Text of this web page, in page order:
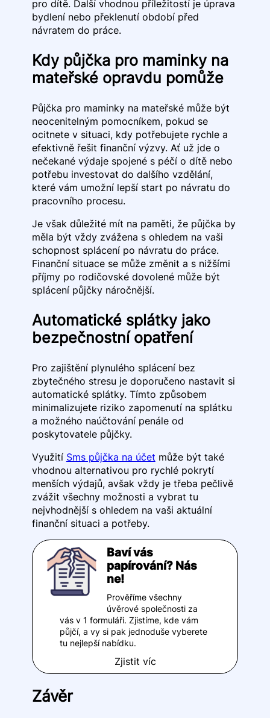
pro dítě. Další vhodnou příležitostí je úprava
bydlení nebo překlenutí období před
návratem do práce.
Kdy půjčka pro maminky na
mateřské opravdu pomůže
Půjčka pro maminky na mateřské může být
neocenitelným pomocníkem, pokud se
ocitnete v situaci, kdy potřebujete rychle a
efektivně řešit finanční výzvy. Ať už jde o
nečekané výdaje spojené s péčí o dítě nebo
potřebu investovat do dalšího vzdělání,
které vám umožní lepší start po návratu do
pracovního procesu.
Je však důležité mít na paměti, že půjčka by
měla být vždy zvážena s ohledem na vaši
schopnost splácení po návratu do práce.
Finanční situace se může změnit a s nižšími
příjmy po rodičovské dovolené může být
splácení půjčky náročnější.
Automatické splátky jako
bezpečnostní opatření
Pro zajištění plynulého splácení bez
zbytečného stresu je doporučeno nastavit si
automatické splátky. Tímto způsobem
minimalizujete riziko zapomenutí na splátku
a možného naúčtování penále od
poskytovatele půjčky.
Využití Sms půjčka na účet může být také
vhodnou alternativou pro rychlé pokrytí
menších výdajů, avšak vždy je třeba pečlivě
zvážit všechny možnosti a vybrat tu
nejvhodnější s ohledem na vaši aktuální
finanční situaci a potřeby.
Baví vás
papírování? Nás
ne!
Prověříme všechny
úvěrové společnosti za
vás v 1 formuláři. Zjistíme, kde vám
půjčí, a vy si pak jednoduše vyberete
tu nejlepší nabídku.
Zjistit víc
Závěr